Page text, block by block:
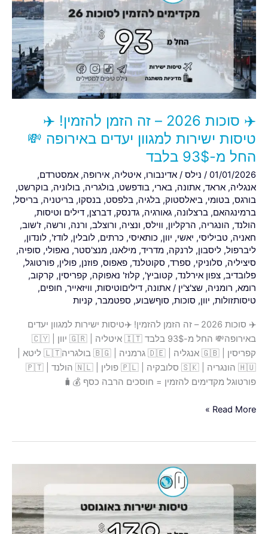
✈️ סוכות 2026 – זה הזמן להזמין! ✈️
טיסות ישירות למגוון יעדים באירופה 💸
החל מ-93$ בלבד
01/01/2026
/ נילס / אדינבורו, איטליה, אירופה, אמסטרדם,
אנגליה, אראד, אתונה, בארי, בודפשט, בולגריה, בולוניה, בוקרשט,
בורגס, בטומי, ביאלסטוק, בלגיה, בלפסט, בנסקו, בריטניה, בריסל,
ברמינגהאם, ברצלונה, גאורגיה, גדנסק, דברצן, דילים וטיסות,
הולנד, הונגריה, הרקליון, ווילס, ונציה, ורוצלב, ורנה, ורשה, ז'שוב,
חאניה, טביליסי, יאשי, יוון, כותאיסי, כרתים, לובלין, לודז', לונדון,
ליברפול, ליסבון, לרנקה, מדריד, מילאנו, מנצ'סטר, נאפולי, סופיה,
סיציליה, סלוניקי, ספרד, סקוטלנד, פאפוס, פוזנן, פולין, פורטוגל,
פלובדיב, צפון אירלנד, קטוביץ', קלוז' נאפוקה, קפריסין, קרקוב,
רומא, רומניה, שצ'צ'ין / אתונה, דיליםוטיסות, וויזאייר, חופים,
טיסותזולות, יוון, סוכות, סוףשבוע, ספטמבר, קניות
✈️ סוכות 2026 – זה הזמן להזמין! ✈️טיסות ישירות למגוון יעדים
באירופה💸 החל מ-93$ בלבד 🇮🇹 איטליה | 🇬🇷 יוון | 🇨🇾
קפריסין | 🇬🇧 אנגליה | 🇩🇪 גרמניה | 🇧🇬 בולגריה🇱🇹 ליטא |
🇭🇺 הונגריה | 🇸🇰 סלובקיה | 🇵🇱 פולין | 🇳🇱 הולנד | 🇵🇹
פורטוגל מקדימים להזמין = חוסכים הרבה כסף 💰🧳
2026
–
זה
הזמן
להזמין!
✈️
טיסות
למגוון
יעדים
באירופה
💸
החל
מ-93$
Read More »
אוגוסט
רותח
עם
מחירים